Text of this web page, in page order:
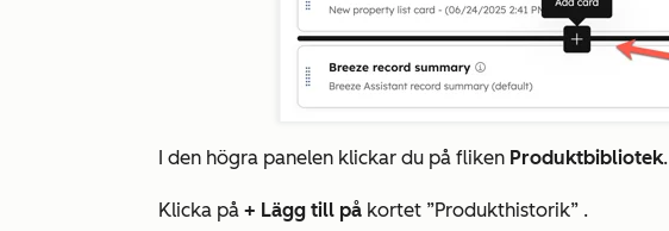
I den högra panelen klickar du på fliken Produktbibliotek.
Klicka på + Lägg till på kortet ”Produkthistorik” .